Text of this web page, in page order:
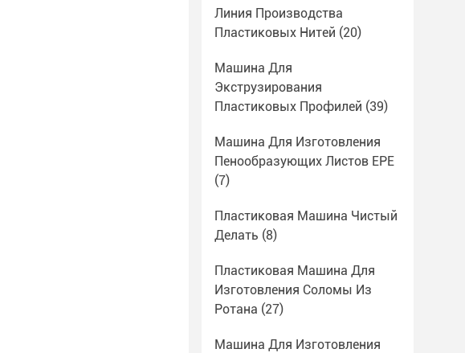
Линия Производства
Пластиковых Нитей (20)
Машина Для
Экструзирования
Пластиковых Профилей (39)
Машина Для Изготовления
Пенообразующих Листов EPE
(7)
Пластиковая Машина Чистый
Делать (8)
Пластиковая Машина Для
Изготовления Соломы Из
Ротана (27)
Машина Для Изготовления